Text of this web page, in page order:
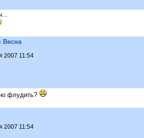
Весна
2007 11:54
флудить?
2007 11:54